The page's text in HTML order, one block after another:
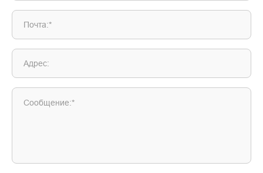
Почта:*
Адрес:
Сообщение:*